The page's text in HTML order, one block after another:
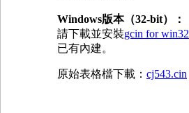
Windows版本（32-bit）：
請下載並安裝gcin for win32
已有內建。
原始表格檔下載： cj543.cin